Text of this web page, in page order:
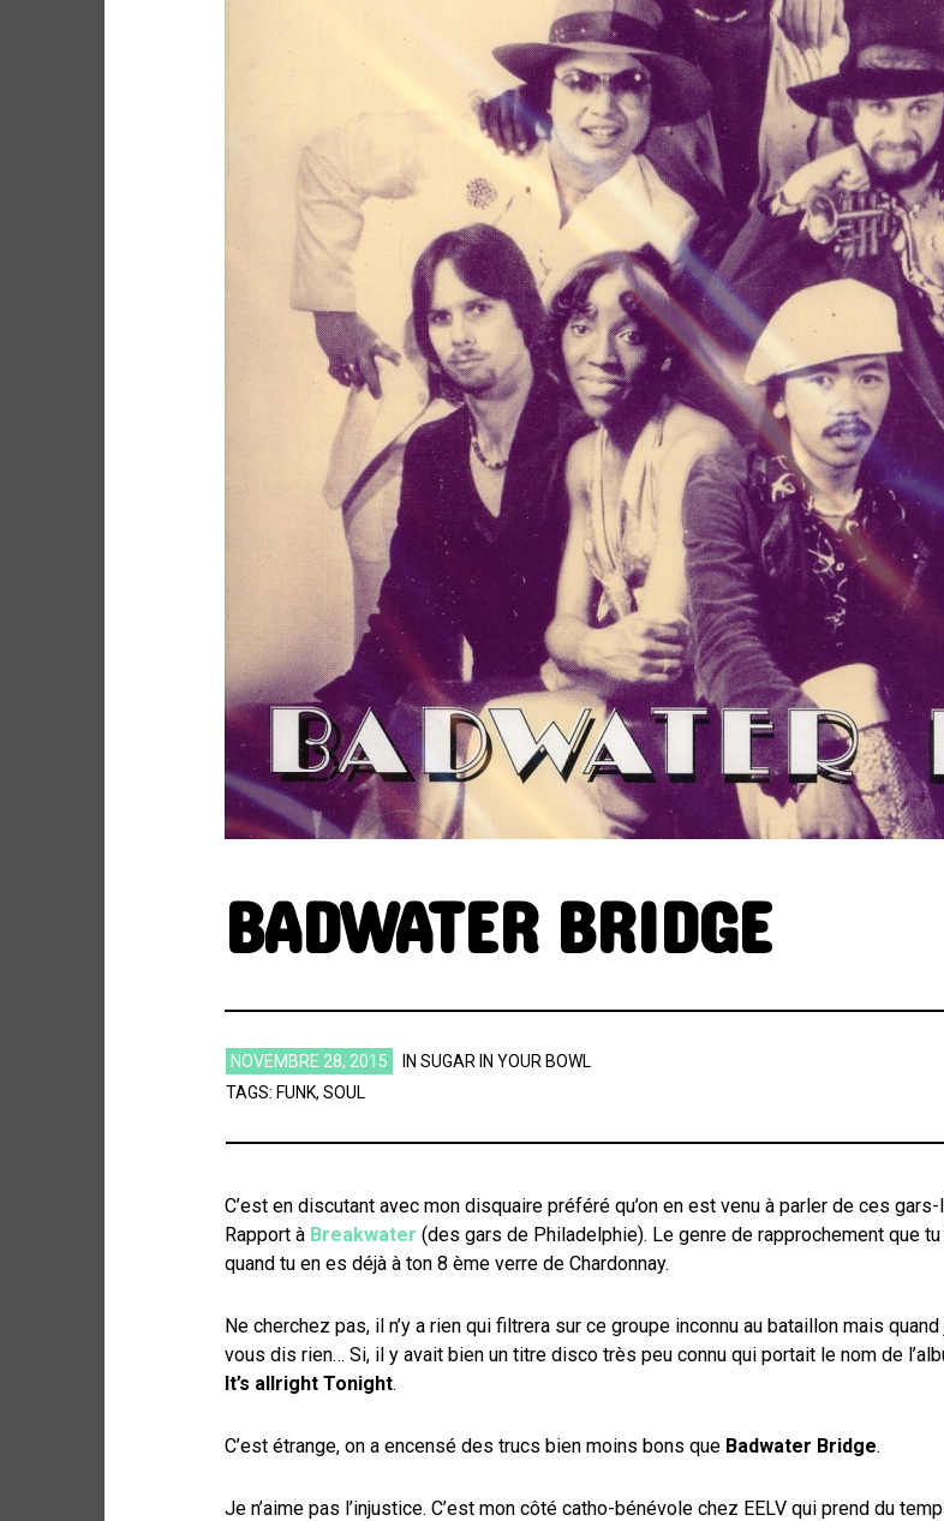
ELECTRONICA
GRAND NORD
INSTRUMENTAL
MINIMALISME
POP
POP
ROCK
SONG OF THE
ARCHIVES
BADWATER BRIDGE
NOVEMBRE 28, 2015 IN SUGAR IN YOUR BOWL
TAGS: FUNK, SOUL
C’est en discutant avec mon disquaire préféré qu’on en est venu à parler de ces gars-
Rapport à Breakwater (des gars de Philadelphie). Le genre de rapprochement que
quand tu en es déjà à ton 8 ème verre de Chardonnay.
Ne cherchez pas, il n’y a rien qui filtrera sur ce groupe inconnu au bataillon mais quand
vous dis rien… Si, il y avait bien un titre disco très peu connu qui portait le nom de
It’s allright Tonight.
C’est étrange, on a encensé des trucs bien moins bons que Badwater Bridge.
Je n’aime pas l’injustice. C’est mon côté catho-bénévole chez EELV qui prend du